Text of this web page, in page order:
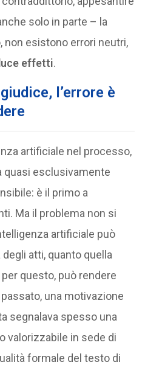
solo in parte – la
non esistono errori neutri,
effetti.
l’errore è
artificiale nel processo,
quasi esclusivamente
è il primo a
Ma il problema non si
artificiale può
atti, quanto quella
questo, può rendere
una motivazione
segnalava spesso una
valorizzabile in sede di
formale del testo di